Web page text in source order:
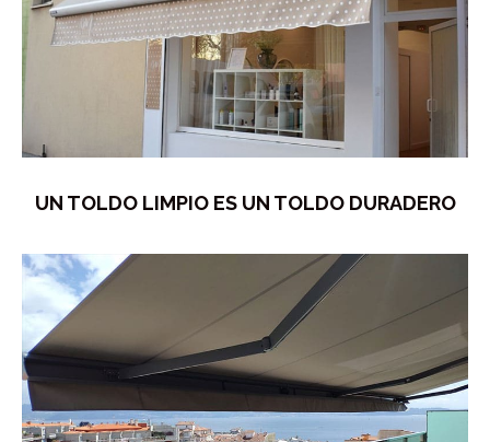
UN TOLDO LIMPIO ES UN TOLDO DURADERO